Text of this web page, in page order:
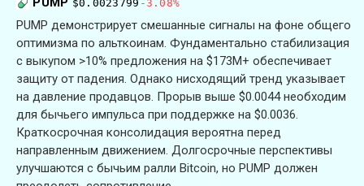
$0.0023799 -3.08%
PUMP демонстрирует смешанные сигналы на фоне общего
оптимизма по альткоинам. Фундаментально стабилизация
с выкупом >10% предложения на $173M+ обеспечивает
защиту от падения. Однако нисходящий тренд указывает
на давление продавцов. Прорыв выше $0.0044 необходим
для бычьего импульса при поддержке на $0.0036.
Краткосрочная консолидация вероятна перед
направленным движением. Долгосрочные перспективы
улучшаются с бычьим ралли Bitcoin, но PUMP должен